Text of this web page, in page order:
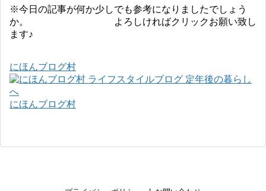
※今日の記事が何か少しでも参考になりましたでしょう
か。 よろしければクリックお願い致し
ます♪
にほんブログ村
にほんブログ村